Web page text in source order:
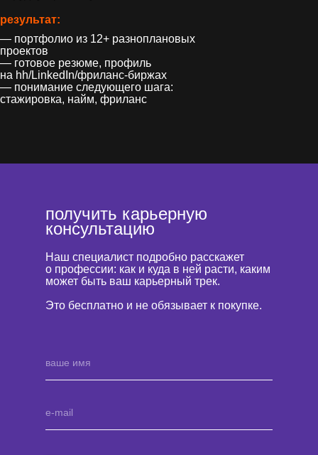
— портфолио из 12+ разноплановых
проектов
— готовое резюме, профиль
на hh/LinkedIn/фриланс-биржах
— понимание следующего шага:
стажировка, найм, фриланс
результат:
получить карьерную
консультацию
Наш специалист подробно расскажет
о профессии: как и куда в ней расти, каким
может быть ваш карьерный трек.
Это бесплатно и не обязывает к покупке.